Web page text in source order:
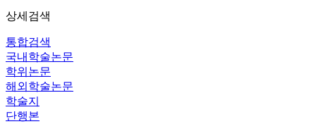
상세검색
통합검색
국내학술논문
학위논문
해외학술논문
학술지
단행본